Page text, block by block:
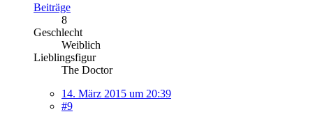
Beiträge
8
Geschlecht
Weiblich
Lieblingsfigur
The Doctor
14. März 2015 um 20:39
#9